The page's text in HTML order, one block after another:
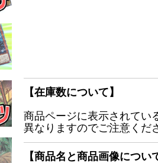
【在庫数について】
商品ページに表示されてい
異なりますのでご注意くだ
【商品名と商品画像につい